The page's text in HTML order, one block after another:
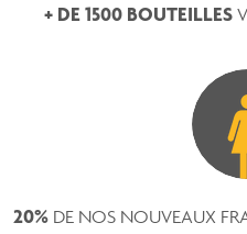
+ DE 1500 BOUTEILLES
20%DE NOS NOUVEAUX